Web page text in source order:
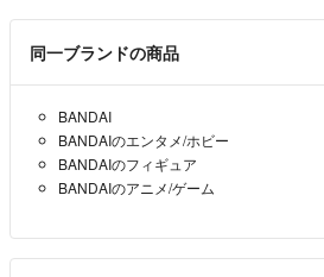
同一ブランドの商品
BANDAI
BANDAIのエンタメ/ホビー
BANDAIのフィギュア
BANDAIのアニメ/ゲーム